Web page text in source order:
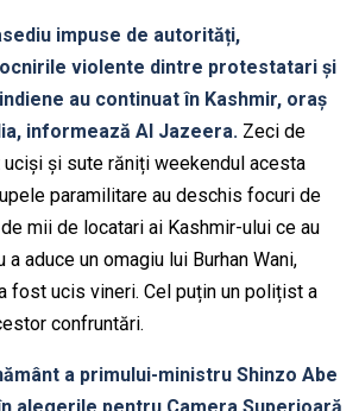
impuse de autorități,
violente dintre protestatari și
au continuat în Kashmir, oraș
informează Al Jazeera. Zeci de
și sute răniți weekendul acesta
paramilitare au deschis focuri de
mii de locatari ai Kashmir-ului ce au
aduce un omagiu lui Burhan Wani,
fost ucis vineri. Cel puțin un polițist a
confruntări.
a primului-ministru Shinzo Abe